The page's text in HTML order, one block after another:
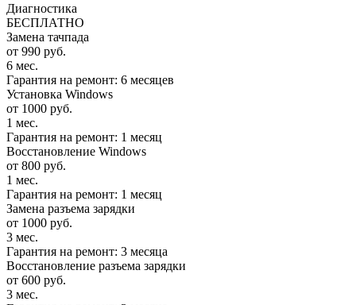
Диагностика
БЕСПЛАТНО
Замена тачпада
от 990 руб.
6 мес.
Гарантия на ремонт: 6 месяцев
Установка Windows
от 1000 руб.
1 мес.
Гарантия на ремонт: 1 месяц
Восстановление Windows
от 800 руб.
1 мес.
Гарантия на ремонт: 1 месяц
Замена разъема зарядки
от 1000 руб.
3 мес.
Гарантия на ремонт: 3 месяца
Восстановление разъема зарядки
от 600 руб.
3 мес.